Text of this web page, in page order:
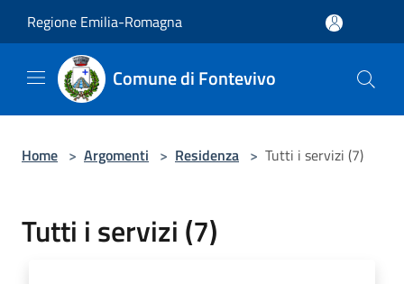
Regione Emilia-Romagna
Comune di Fontevivo
Home > Argomenti > Residenza > Tutti i servizi (7)
Tutti i servizi (7)